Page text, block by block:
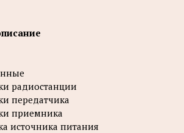
радиостанции
передатчика
приемника
источника питания